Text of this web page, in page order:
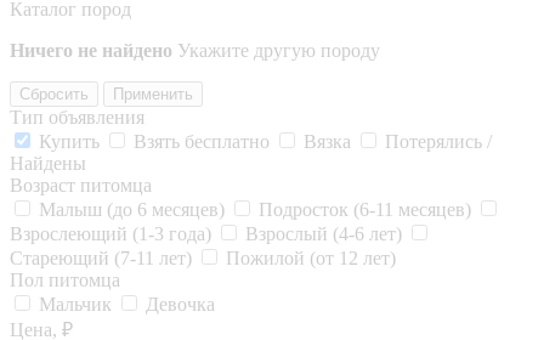
Каталог пород
Ничего не найдено Укажите другую породу
Сбросить Применить
Тип объявления
Купить
Взять бесплатно Вязка
Потерялись /
Найдены
Возраст питомца
Малыш (до 6 месяцев)
Подросток (6-11 месяцев)
Взрослеющий (1-3 года)
Взрослый (4-6 лет)
Стареющий (7-11 лет)
Пожилой (от 12 лет)
Пол питомца
Мальчик
Девочка
Цена, ₽